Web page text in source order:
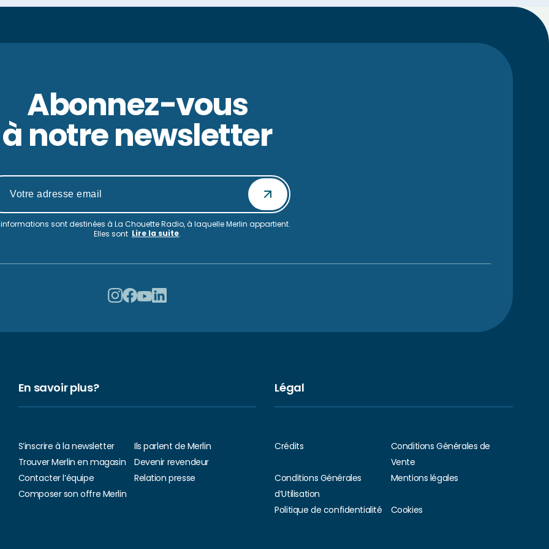
Abonnez-vous
à notre newsletter
sont destinées à La Chouette Radio, à laquelle Merlin appartient.
Elles sont Lire la suite.
En savoir plus?
S’inscrire à la newsletter
Ils parlent de Merlin
Trouver Merlin en magasin
Devenir revendeur
Contacter l’équipe
Relation presse
Composer son offre Merlin
Légal
Crédits
Conditions Générales de
Vente
Conditions Générales
d’Utilisation
Mentions légales
Politique de confidentialité Cookies